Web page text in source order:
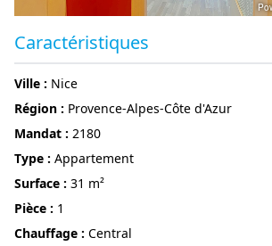
Caractéristiques
ville : Nice
région : Provence-Alpes-Côte d'Azur
Mandat : 2180
Type : Appartement
surface : 31 m²
pièce : 1
Chauffage : Central